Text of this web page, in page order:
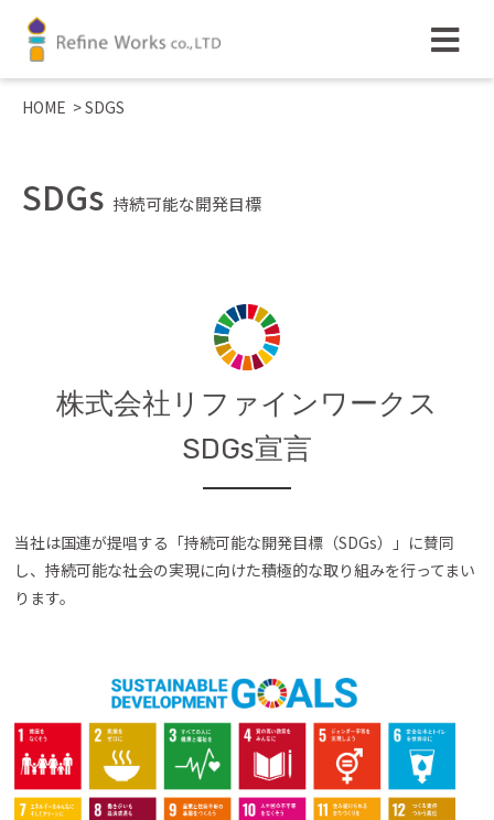
HOME >SDGS
SDGs 持続可能な開発目標
株式会社リファインワークス
SDGs宣言
当社は国連が提唱する「持続可能な開発目標（SDGs）」に賛同
し、持続可能な社会の実現に向けた積極的な取り組みを行ってまい
ります。